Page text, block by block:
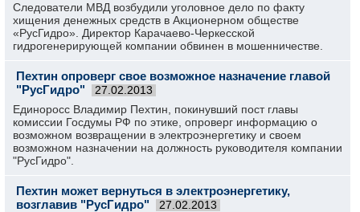
Следователи МВД возбудили уголовное дело по факту
хищения денежных средств в Акционерном обществе
«РусГидро». Директор Карачаево-Черкесской
гидрогенерирующей компании обвинен в мошенничестве.
Пехтин опроверг свое возможное назначение главой
"РусГидро"
27.02.2013
Единоросс Владимир Пехтин, покинувший пост главы
комиссии Госдумы РФ по этике, опроверг информацию о
возможном возвращении в электроэнергетику и своем
возможном назначении на должность руководителя компании
"РусГидро".
Пехтин может вернуться в электроэнергетику,
возглавив "РусГидро"
27.02.2013